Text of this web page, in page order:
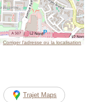
Corriger l’adresse ou la localisation
Trajet Maps